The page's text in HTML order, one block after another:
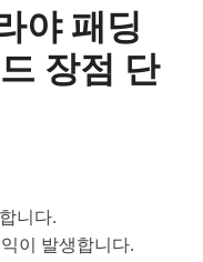
야 패딩
장점 단
니다.
이 발생합니다.